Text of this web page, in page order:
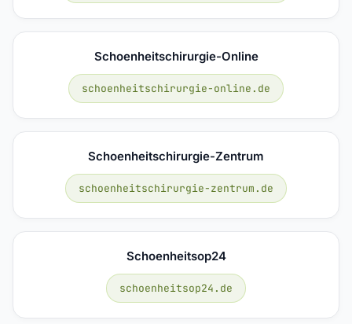
Schoenheitschirurgie-Online
schoenheitschirurgie-online.de
Schoenheitschirurgie-Zentrum
schoenheitschirurgie-zentrum.de
Schoenheitsop24
schoenheitsop24.de